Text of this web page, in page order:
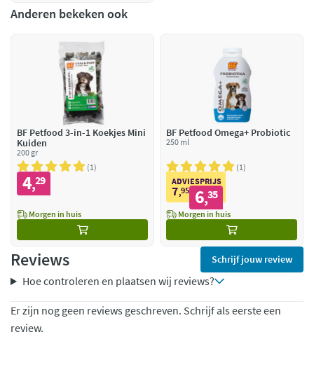
Anderen bekeken ook
BF Petfood 3-in-1 Koekjes Mini
Kuiden
200 gr
1
4,29
Morgen in huis
BF Petfood Omega+ Probiotic
250 ml
1
ADVIESPRIJS
7,95 6,35
Morgen in huis
Reviews Schrijf jouw review
Hoe controleren en plaatsen wij reviews?
Er zijn nog geen reviews geschreven. Schrijf als eerste een
review.